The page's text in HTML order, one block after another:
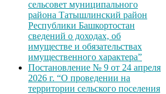
сельсовет муниципального
района Татышлинский район
Республики Башкортостан
сведений о доходах, об
имуществе и обязательствах
имущественного характера”
Постановление № 9 от 24 апреля
2026 г. “О проведении на
территории сельского поселения